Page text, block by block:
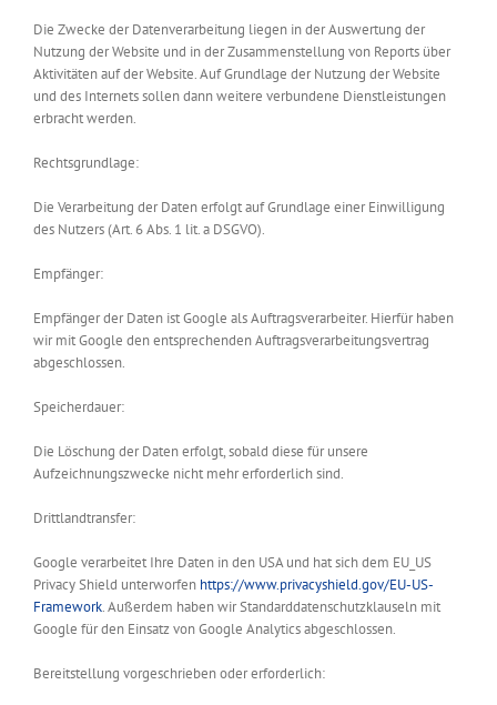
Die Zwecke der Datenverarbeitung liegen in der Auswertung der
Nutzung der Website und in der Zusammenstellung von Reports über
Aktivitäten auf der Website. Auf Grundlage der Nutzung der Website
und des Internets sollen dann weitere verbundene Dienstleistungen
erbracht werden.
Rechtsgrundlage:
Die Verarbeitung der Daten erfolgt auf Grundlage einer Einwilligung
des Nutzers (Art. 6 Abs. 1 lit. a DSGVO).
Empfänger:
Empfänger der Daten ist Google als Auftragsverarbeiter. Hierfür haben
wir mit Google den entsprechenden Auftragsverarbeitungsvertrag
abgeschlossen.
Speicherdauer:
Die Löschung der Daten erfolgt, sobald diese für unsere
Aufzeichnungszwecke nicht mehr erforderlich sind.
Drittlandtransfer:
Google verarbeitet Ihre Daten in den USA und hat sich dem EU_US
Privacy Shield unterworfen https://www.privacyshield.gov/EU-US-
Framework. Außerdem haben wir Standarddatenschutzklauseln mit
Google für den Einsatz von Google Analytics abgeschlossen.
Bereitstellung vorgeschrieben oder erforderlich: